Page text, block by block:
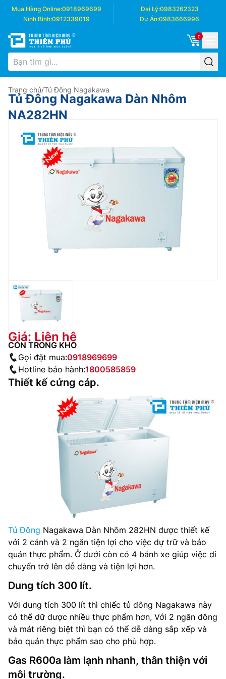
Mua Hàng Online:0918969699 Đại Lý:0983262323
Ninh Bình:0912339019 Dự Án:0983666996
0
Trang chủ/Tủ Đông Nagakawa
Tủ Đông Nagakawa Dàn Nhôm
NA282HN
Giá: Liên hệ
CÒN TRONG KHO
Gọi đặt mua:0918969699
Hotline bảo hành:1800585859
Thiết kế cứng cáp.
Tủ Đông Nagakawa Dàn Nhôm 282HN được thiết kế
với 2 cánh và 2 ngăn tiện lợi cho việc dự trữ và bảo
quản thực phẩm. Ở dưới còn có 4 bánh xe giúp việc di
chuyển trở lên dễ dàng và tiện lợi hơn.
Dung tích 300 lít.
Với dung tích 300 lít thì chiếc tủ đông Nagakawa này
có thể dữ được nhiều thực phẩm hơn, Với 2 ngăn đông
và mát riêng biệt thì bạn có thể dễ dàng sắp xếp và
bảo quản thực phẩm sao cho phù hợp.
Gas R600a làm lạnh nhanh, thân thiện với
môi trường.